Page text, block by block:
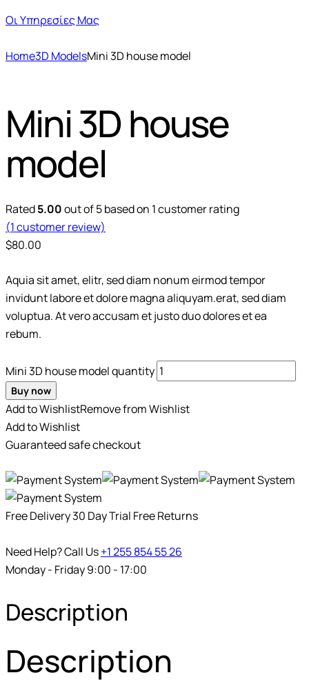
Οι Υπηρεσίες Μας
Home3D ModelsMini 3D house model
Mini 3D house
model
Rated5.00out of 5 based on 1customer rating
(1customer review)
$80.00
Aquia sit amet, elitr, sed diam nonum eirmod tempor
invidunt labore et dolore magna aliquyam.erat, sed diam
voluptua. At vero accusam et justo duo dolores et ea
rebum.
Mini 3D house model quantity
Buy now
Add to WishlistRemove from Wishlist
Add to Wishlist
Guaranteed safe checkout
Free Delivery30 Day Trial Free Returns
Need Help? Call Us+1 255 854 55 26
Monday - Friday 9:00 - 17:00
Description
Description